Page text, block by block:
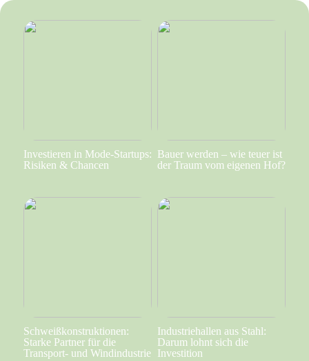
Investieren in Mode-Startups:
Risiken & Chancen
Bauer werden – wie teuer ist
der Traum vom eigenen Hof?
Schweißkonstruktionen:
Starke Partner für die
Transport- und Windindustrie
Industriehallen aus Stahl:
Darum lohnt sich die
Investition